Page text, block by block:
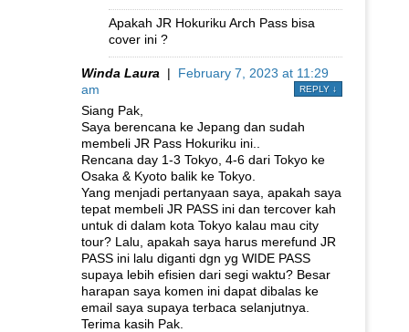
Apakah JR Hokuriku Arch Pass bisa
cover ini ?
Winda Laura | February 7, 2023 at 11:29
am
REPLY ↓
Siang Pak,
Saya berencana ke Jepang dan sudah
membeli JR Pass Hokuriku ini..
Rencana day 1-3 Tokyo, 4-6 dari Tokyo ke
Osaka & Kyoto balik ke Tokyo.
Yang menjadi pertanyaan saya, apakah saya
tepat membeli JR PASS ini dan tercover kah
untuk di dalam kota Tokyo kalau mau city
tour? Lalu, apakah saya harus merefund JR
PASS ini lalu diganti dgn yg WIDE PASS
supaya lebih efisien dari segi waktu? Besar
harapan saya komen ini dapat dibalas ke
email saya supaya terbaca selanjutnya.
Terima kasih Pak.